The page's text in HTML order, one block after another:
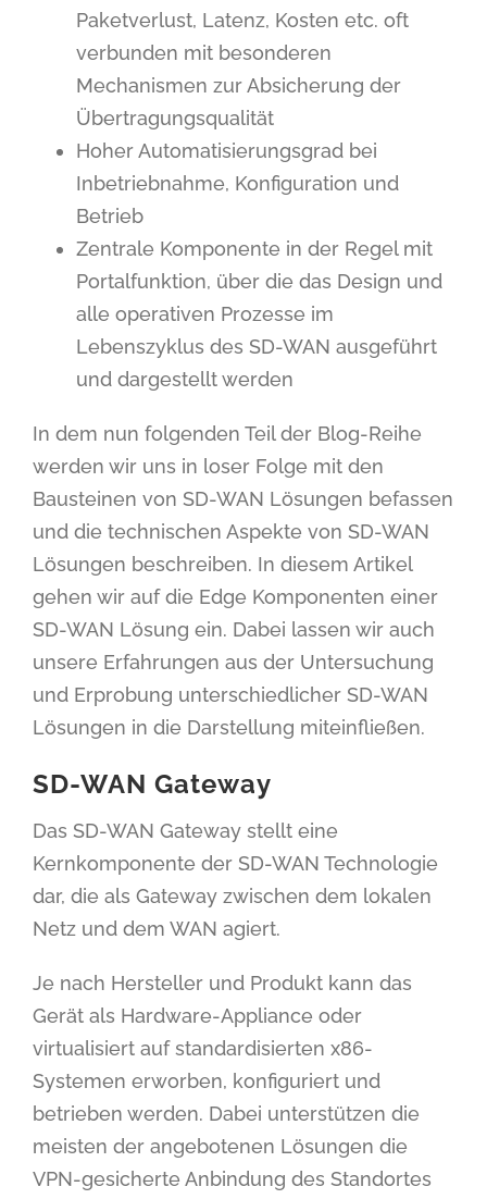
Paketverlust, Latenz, Kosten etc. oft
verbunden mit besonderen
Mechanismen zur Absicherung der
Übertragungsqualität
Hoher Automatisierungsgrad bei
Inbetriebnahme, Konfiguration und
Betrieb
Zentrale Komponente in der Regel mit
Portalfunktion, über die das Design und
alle operativen Prozesse im
Lebenszyklus des SD-WAN ausgeführt
und dargestellt werden
In dem nun folgenden Teil der Blog-Reihe
werden wir uns in loser Folge mit den
Bausteinen von SD-WAN Lösungen befassen
und die technischen Aspekte von SD-WAN
Lösungen beschreiben. In diesem Artikel
gehen wir auf die Edge Komponenten einer
SD-WAN Lösung ein. Dabei lassen wir auch
unsere Erfahrungen aus der Untersuchung
und Erprobung unterschiedlicher SD-WAN
Lösungen in die Darstellung miteinfließen.
SD-WAN Gateway
Das SD-WAN Gateway stellt eine
Kernkomponente der SD-WAN Technologie
dar, die als Gateway zwischen dem lokalen
Netz und dem WAN agiert.
Je nach Hersteller und Produkt kann das
Gerät als Hardware-Appliance oder
virtualisiert auf standardisierten x86-
Systemen erworben, konfiguriert und
betrieben werden. Dabei unterstützen die
meisten der angebotenen Lösungen die
VPN-gesicherte Anbindung des Standortes